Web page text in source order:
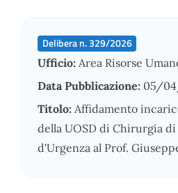
Delibera n. 329/2026
Ufficio: Area Risorse
Data Pubblicazione: 05/
Titolo: Affidamento
della UOSD di Chirurgia
d'Urgenza al Prof.